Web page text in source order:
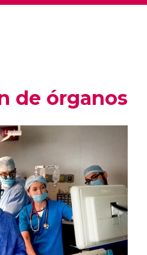
de órganos